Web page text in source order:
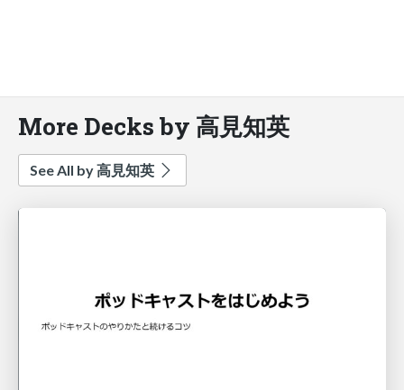
More Decks by 高見知英
See All by 高見知英